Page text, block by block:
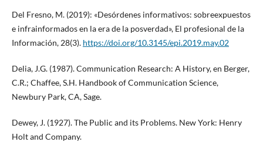
Del Fresno, M. (2019): «Desórdenes informativos: sobreexpuestos
e infrainformados en la era de la posverdad», El profesional de la
Información, 28(3). https://doi.org/10.3145/epi.2019.may.02
Delia, J.G. (1987). Communication Research: A History, en Berger,
C.R.; Chaffee, S.H. Handbook of Communication Science,
Newbury Park, CA, Sage.
Dewey, J. (1927). The Public and its Problems. New York: Henry
Holt and Company.